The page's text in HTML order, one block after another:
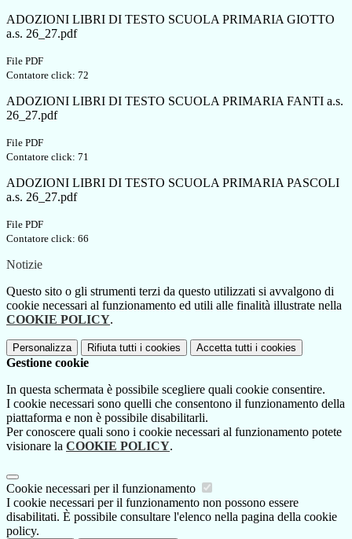
ADOZIONI LIBRI DI TESTO SCUOLA PRIMARIA GIOTTO
a.s. 26_27.pdf
File PDF
Contatore click: 72
ADOZIONI LIBRI DI TESTO SCUOLA PRIMARIA FANTI a.s.
26_27.pdf
File PDF
Contatore click: 71
ADOZIONI LIBRI DI TESTO SCUOLA PRIMARIA PASCOLI
a.s. 26_27.pdf
File PDF
Contatore click: 66
Notizie
Questo sito o gli strumenti terzi da questo utilizzati si avvalgono di
cookie necessari al funzionamento ed utili alle finalità illustrate nella
COOKIE POLICY.
Personalizza Rifiuta tutti i cookies Accetta tutti i cookies
Gestione cookie
In questa schermata è possibile scegliere quali cookie consentire.
I cookie necessari sono quelli che consentono il funzionamento della
piattaforma e non è possibile disabilitarli.
Per conoscere quali sono i cookie necessari al funzionamento potete
visionare la COOKIE POLICY.
Cookie necessari per il funzionamento
I cookie necessari per il funzionamento non possono essere
disabilitati. È possibile consultare l'elenco nella pagina della cookie
policy.